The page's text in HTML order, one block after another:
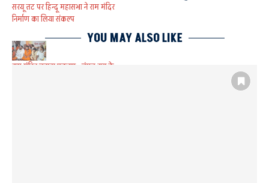
सरयू तट पर हिन्दू महासभा ने राम मंदिर
निर्माण का लिया संकल्प
राम मंदिर चढावा प्रकरण : चंपत राय के
YOU MAY ALSO LIKE